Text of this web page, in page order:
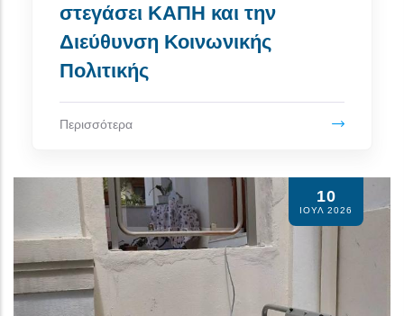
στεγάσει ΚΑΠΗ και την
Διεύθυνση Κοινωνικής
Πολιτικής
Περισσότερα
10
ΙΟΥΛ 2026